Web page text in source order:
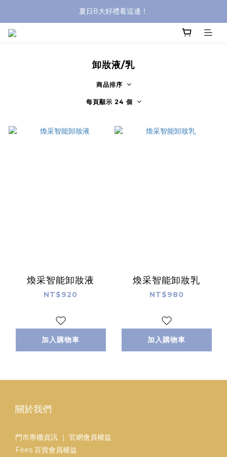
沐浴油單品限時9折！
夏日8大好禮看這邊！
卸妝液/乳
商品排序
每頁顯示 24 個
煥采智能卸妝液
NT$920
加入購物車
煥采智能卸妝乳
NT$980
加入購物車
關於我們
門市專櫃資訊 ｜ 官網會員權益
Fées 百貨會員權益